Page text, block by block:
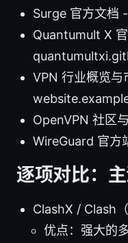
Surge 官方文档
Quantumult X
VPN 行业概览
OpenVPN 社区
WireGuard 官方
逐项对比：
ClashX / Clash
优点：强大的